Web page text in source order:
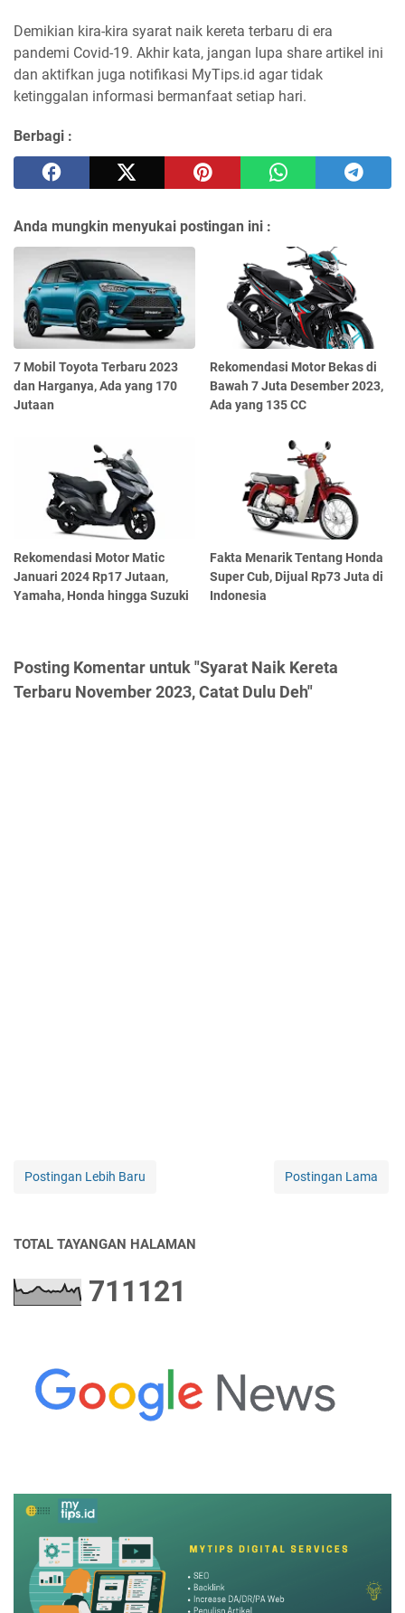
Demikian kira-kira syarat naik kereta terbaru di era
pandemi Covid-19. Akhir kata, jangan lupa share artikel ini
dan aktifkan juga notifikasi MyTips.id agar tidak
ketinggalan informasi bermanfaat setiap hari.
Berbagi :
Anda mungkin menyukai postingan ini :
7 Mobil Toyota Terbaru 2023
dan Harganya, Ada yang 170
Jutaan
Rekomendasi Motor Bekas di
Bawah 7 Juta Desember 2023,
Ada yang 135 CC
Rekomendasi Motor Matic
Januari 2024 Rp17 Jutaan,
Yamaha, Honda hingga Suzuki
Fakta Menarik Tentang Honda
Super Cub, Dijual Rp73 Juta di
Indonesia
Posting Komentar untuk "Syarat Naik Kereta
Terbaru November 2023, Catat Dulu Deh"
Postingan Lebih Baru Postingan Lama
TOTAL TAYANGAN HALAMAN
711121